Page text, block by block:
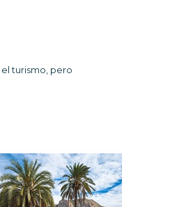
turismo, pero